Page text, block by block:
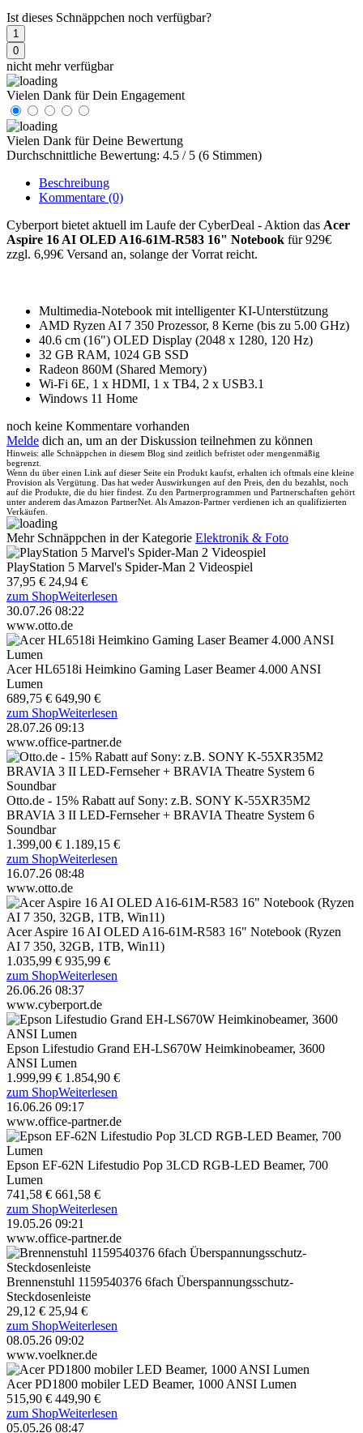
Ist dieses Schnäppchen noch verfügbar?
1
0
nicht mehr verfügbar
Vielen Dank für Dein Engagement
Vielen Dank für Deine Bewertung
Durchschnittliche Bewertung: 4.5 / 5 (6 Stimmen)
Beschreibung
Kommentare (0)
Cyberport bietet aktuell im Laufe der CyberDeal - Aktion das Acer
Aspire 16 AI OLED A16-61M-R583 16" Notebook für 929€
zzgl. 6,99€ Versand an, solange der Vorrat reicht.
Multimedia-Notebook mit intelligenter KI-Unterstützung
AMD Ryzen AI 7 350 Prozessor, 8 Kerne (bis zu 5.00 GHz)
40.6 cm (16") OLED Display (2048 x 1280, 120 Hz)
32 GB RAM, 1024 GB SSD
Radeon 860M (Shared Memory)
Wi-Fi 6E, 1 x HDMI, 1 x TB4, 2 x USB3.1
Windows 11 Home
noch keine Kommentare vorhanden
Melde dich an, um an der Diskussion teilnehmen zu können
Hinweis: alle Schnäppchen in diesem Blog sind zeitlich befristet oder mengenmäßig
begrenzt.
Wenn du über einen Link auf dieser Seite ein Produkt kaufst, erhalten ich oftmals eine kleine
Provision als Vergütung. Das hat weder Auswirkungen auf den Preis, den du bezahlst, noch
auf die Produkte, die du hier findest. Zu den Partnerprogrammen und Partnerschaften gehört
unter anderem das Amazon PartnerNet. Als Amazon-Partner verdienen ich an qualifizierten
Verkäufen.
Mehr Schnäppchen in der Kategorie Elektronik & Foto
PlayStation 5 Marvel's Spider-Man 2 Videospiel
37,95 € 24,94 €
zum ShopWeiterlesen
30.07.26 08:22
www.otto.de
Acer HL6518i Heimkino Gaming Laser Beamer 4.000 ANSI
Lumen
689,75 € 649,90 €
zum ShopWeiterlesen
28.07.26 09:13
www.office-partner.de
Otto.de - 15% Rabatt auf Sony: z.B. SONY K-55XR35M2
BRAVIA 3 II LED-Fernseher + BRAVIA Theatre System 6
Soundbar
1.399,00 € 1.189,15 €
zum ShopWeiterlesen
16.07.26 08:48
www.otto.de
Acer Aspire 16 AI OLED A16-61M-R583 16" Notebook (Ryzen
AI 7 350, 32GB, 1TB, Win11)
1.035,99 € 935,99 €
zum ShopWeiterlesen
26.06.26 08:37
www.cyberport.de
Epson Lifestudio Grand EH-LS670W Heimkinobeamer, 3600
ANSI Lumen
1.999,99 € 1.854,90 €
zum ShopWeiterlesen
16.06.26 09:17
www.office-partner.de
Epson EF-62N Lifestudio Pop 3LCD RGB-LED Beamer, 700
Lumen
741,58 € 661,58 €
zum ShopWeiterlesen
19.05.26 09:21
www.office-partner.de
Brennenstuhl 1159540376 6fach Überspannungsschutz-
Steckdosenleiste
29,12 € 25,94 €
zum ShopWeiterlesen
08.05.26 09:02
www.voelkner.de
Acer PD1800 mobiler LED Beamer, 1000 ANSI Lumen
515,90 € 449,90 €
zum ShopWeiterlesen
05.05.26 08:47